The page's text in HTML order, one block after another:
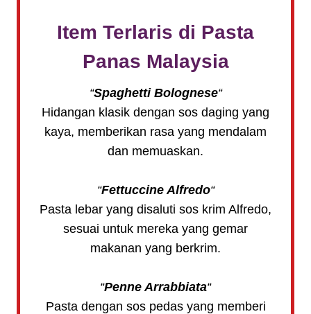
Item Terlaris di Pasta
Panas Malaysia
“Spaghetti Bolognese“
Hidangan klasik dengan sos daging yang
kaya, memberikan rasa yang mendalam
dan memuaskan.
“Fettuccine Alfredo“
Pasta lebar yang disaluti sos krim Alfredo,
sesuai untuk mereka yang gemar
makanan yang berkrim.
“Penne Arrabbiata“
Pasta dengan sos pedas yang memberi